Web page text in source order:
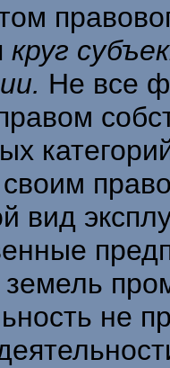
круг
Не все
своим
вид
не